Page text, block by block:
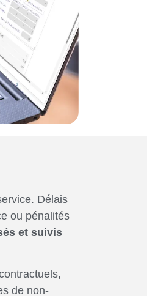
Délais
ou pénalités
et suivis
de non-